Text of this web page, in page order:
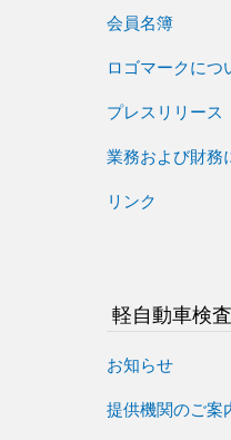
会員名簿
ロゴマークにつ
プレスリリース
業務および財務
リンク
軽自動車検
お知らせ
提供機関のご案